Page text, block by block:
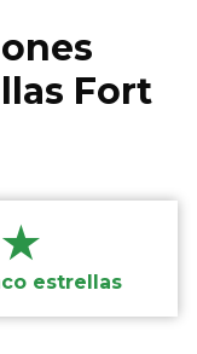
Fort
estrellas